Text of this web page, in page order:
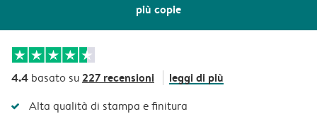
più copie
4.4 basato su227 recensioni leggi di più
Alta qualità di stampa e finitura